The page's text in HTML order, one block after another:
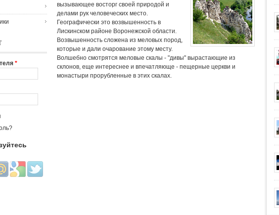
вызывающее восторг своей природой и
делами рук человеческих место.
Географически это возвышенность в
Лискинском районе Воронежской области.
Возвышенность сложена из меловых пород,
которые и дали очарование этому месту.
Волшебно смотрятся меловые скалы - "дивы" вырастающие из
склонов, еще интереснее и впечатляюще - пещерные церкви и
монастыри прорубленные в этих скалах.
*
ВКонтакте
with Mail.ru
Login with Google
Login with Twitter